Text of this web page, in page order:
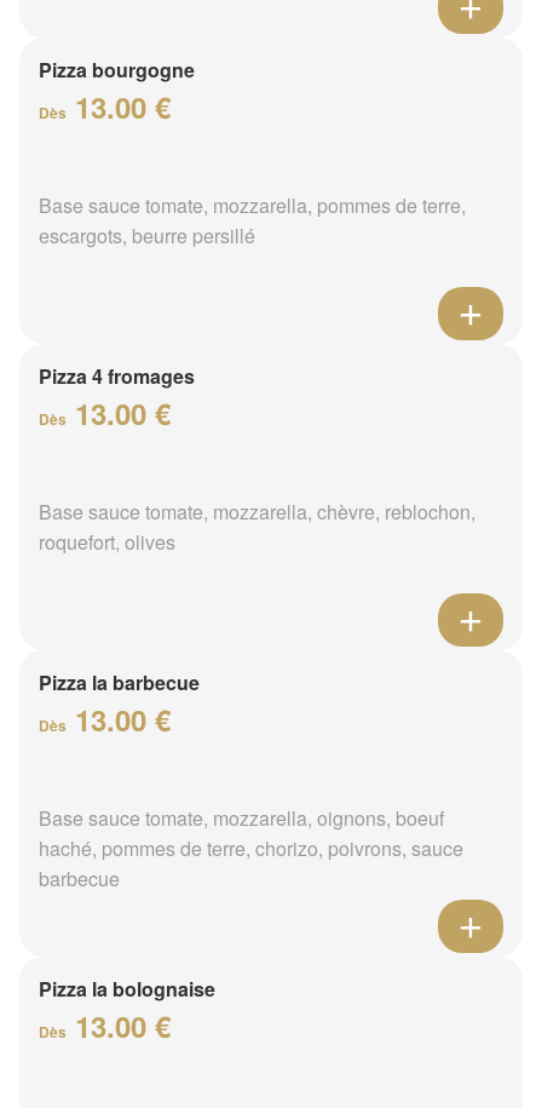
Pizza bourgogne
Dès 13.00 €
Base sauce tomate, mozzarella, pommes de terre,
escargots, beurre persillé
Pizza 4 fromages
Dès 13.00 €
Base sauce tomate, mozzarella, chèvre, reblochon,
roquefort, olives
Pizza la barbecue
Dès 13.00 €
Base sauce tomate, mozzarella, oignons, boeuf
haché, pommes de terre, chorizo, poivrons, sauce
barbecue
Pizza la bolognaise
Dès 13.00 €